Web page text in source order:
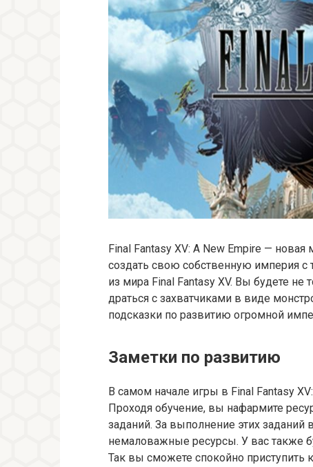
Final Fantasy XV: A New Empire —
создать свою собственную империя
из мира Final Fantasy XV. Вы будете не
драться с захватчиками в виде
подсказки по развитию огромной
Заметки по развитию
В самом начале игры в Final Fantasy
Проходя обучение, вы нафармите
заданий. За выполнение этих заданий
немаловажные ресурсы. У вас также
Так вы сможете спокойно приступить